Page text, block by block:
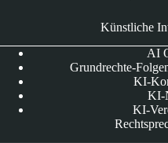
Künstliche
AI
Grundrechte-
KI-
KI-
KI-